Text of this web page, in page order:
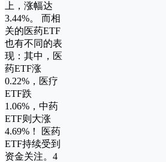
上，涨幅达
3.44%。 而相
关的医药ETF
也有不同的表
现：其中，医
药ETF涨
0.22%，医疗
ETF跌
1.06%，中药
ETF则大涨
4.69%！ 医药
ETF持续受到
资金关注。4